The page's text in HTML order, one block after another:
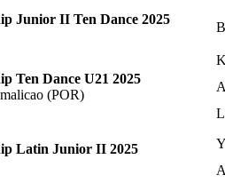
Junior II Ten Dance 2025
Ten Dance U21 2025
(POR)
Latin Junior II 2025